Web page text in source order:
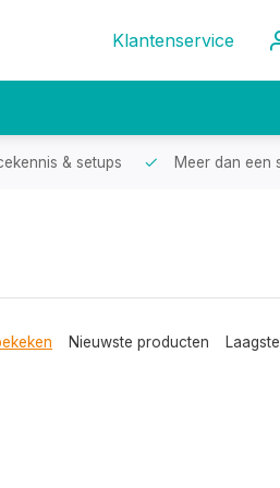
Klantenservice
& setups Meer dan een
Nieuwste producten